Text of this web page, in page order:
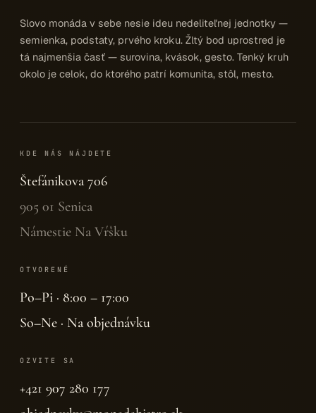
Slovo monáda v sebe nesie ideu nedeliteľnej jednotky —
semienka, podstaty, prvého kroku. Žltý bod uprostred je
tá najmenšia časť — surovina, kvások, gesto. Tenký kruh
okolo je celok, do ktorého patrí komunita, stôl, mesto.
KDE NÁS NÁJDETE
Štefánikova 706
905 01 Senica
Námestie Na Vŕšku
OTVORENÉ
Po–Pi · 8:00 – 17:00
So–Ne · Na objednávku
OZVITE SA
+421 907 280 177